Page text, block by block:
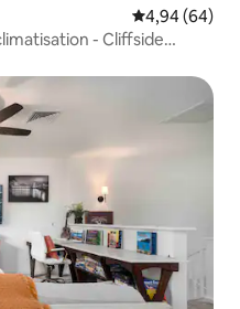
Évaluation
4,94 (64)
- Cliffside
appréciés